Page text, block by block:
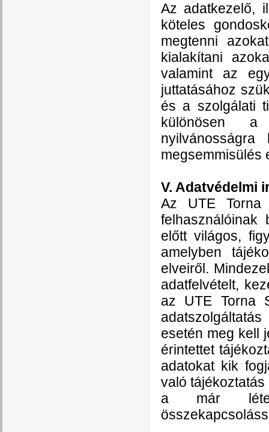
Az adatkezelő,
köteles
megtenni
kialakítani
valamint az
juttatásához
és a szolgálati
különösen a
megsemmisülés
V. Adatvédelmi
Az UTE Torna
felhasználóinak
előtt világos,
amelyben
elveiről.
adatfelvételt,
az UTE Torna
esetén meg kell
érintettet
adatokat kik
való
a már